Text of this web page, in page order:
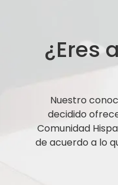
¿Eres
Nuestro
decidido
Comunidad
de acuerdo a lo